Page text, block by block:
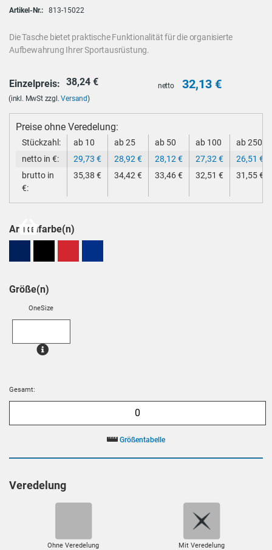
Artikel-Nr.: 813-15022
Die Tasche bietet praktische Funktionalität für die organisierte
Aufbewahrung Ihrer Sportausrüstung.
Einzelpreis: 38,24 €
(inkl. MwSt zzgl.Versand)
netto 32,13 €
Preise ohne Veredelung:
Stückzahl: ab 10 ab 25 ab 50 ab 100
ab 250
netto in €:
29,73 € 28,92€ 28,12€ 27,32€ 26,51 €
brutto in
€:
35,38 € 34,42€ 33,46€ 32,51 € 31,55€
Artikelfarbe(n)
Größe(n)
OneSize
Gesamt:
Größentabelle
Veredelung
Ohne Veredelung Mit Veredelung